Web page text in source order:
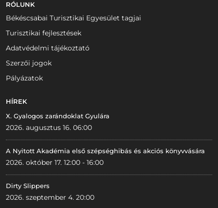
RÓLUNK
Békéscsabai Turisztikai Egyesület tagjai
Turisztikai fejlesztések
Adatvédelmi tájékoztató
Szerzői jogok
Pályázatok
HÍREK
X. Gyalogos zarándoklat Gyulára
2026. augusztus 16. 06:00
A Nyitott Akadémia első szépséghibás és akciós könyvvására
2026. október 17. 12:00 - 16:00
Dirty Slippers
2026. szeptember 4. 20:00